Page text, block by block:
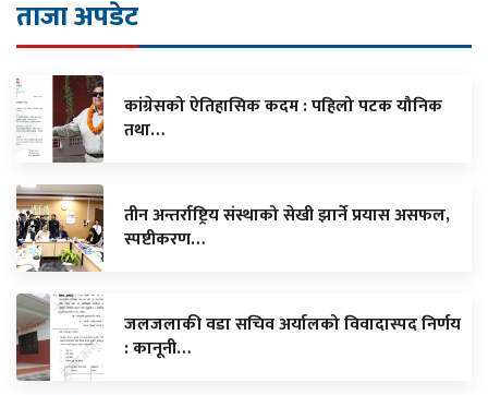
ताजा अपडेट
कांग्रेसको ऐतिहासिक कदम : पहिलो पटक यौनिक
तथा…
तीन अन्तर्राष्ट्रिय संस्थाको सेखी झार्ने प्रयास असफल,
स्पष्टीकरण…
जलजलाकी वडा सचिव अर्यालको विवादास्पद निर्णय
: कानूनी…